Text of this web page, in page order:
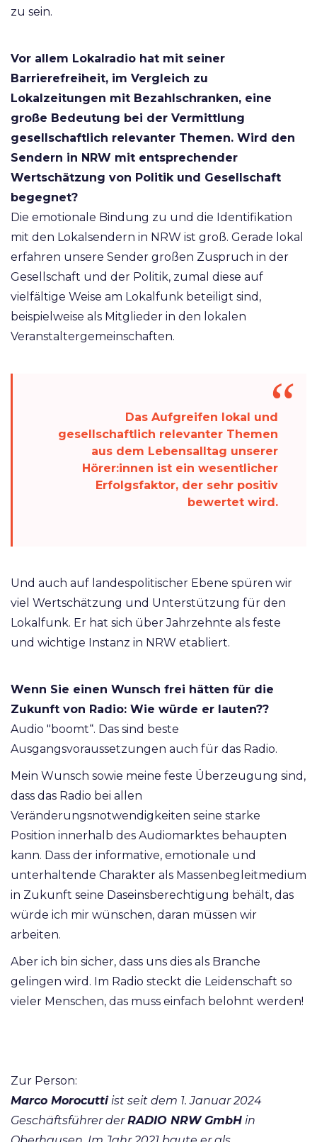
zu sein.
Vor allem Lokalradio hat mit seiner
Barrierefreiheit, im Vergleich zu
Lokalzeitungen mit Bezahlschranken, eine
große Bedeutung bei der Vermittlung
gesellschaftlich relevanter Themen. Wird den
Sendern in NRW mit entsprechender
Wertschätzung von Politik und Gesellschaft
begegnet?
Die emotionale Bindung zu und die Identifikation
mit den Lokalsendern in NRW ist groß. Gerade lokal
erfahren unsere Sender großen Zuspruch in der
Gesellschaft und der Politik, zumal diese auf
vielfältige Weise am Lokalfunk beteiligt sind,
beispielweise als Mitglieder in den lokalen
Veranstaltergemeinschaften.
Das Aufgreifen lokal und
gesellschaftlich relevanter Themen
aus dem Lebensalltag unserer
Hörer:innen ist ein wesentlicher
Erfolgsfaktor, der sehr positiv
bewertet wird.
Und auch auf landespolitischer Ebene spüren wir
viel Wertschätzung und Unterstützung für den
Lokalfunk. Er hat sich über Jahrzehnte als feste
und wichtige Instanz in NRW etabliert.
Wenn Sie einen Wunsch frei hätten für die
Zukunft von Radio: Wie würde er lauten??
Audio "boomt“. Das sind beste
Ausgangsvoraussetzungen auch für das Radio.
Mein Wunsch sowie meine feste Überzeugung sind,
dass das Radio bei allen
Veränderungsnotwendigkeiten seine starke
Position innerhalb des Audiomarktes behaupten
kann. Dass der informative, emotionale und
unterhaltende Charakter als Massenbegleitmedium
in Zukunft seine Daseinsberechtigung behält, das
würde ich mir wünschen, daran müssen wir
arbeiten.
Aber ich bin sicher, dass uns dies als Branche
gelingen wird. Im Radio steckt die Leidenschaft so
vieler Menschen, das muss einfach belohnt werden!
Zur Person:
Marco Morocuttiist seit dem 1. Januar 2024
Geschäftsführer derRADIO NRW GmbH in